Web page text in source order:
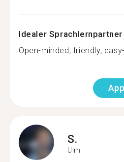
Idealer Sprachlernpartner
Open-minded, friendly,
S.
Ulm